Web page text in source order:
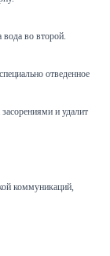
вода во второй.
отведенное
и удалит
коммуникаций,